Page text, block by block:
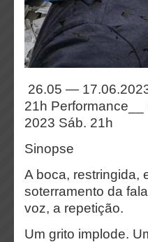
26.05 —
21h Performance__
2023 Sáb. 21h
Sinopse
A boca, restringida,
soterramento da
voz, a repetição.
Um grito implode.